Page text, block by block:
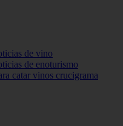
de vino
de enoturismo
catar vinos crucigrama